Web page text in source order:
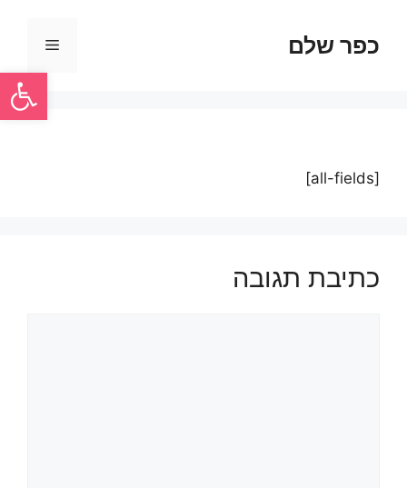
פתח
כפר שלם
[all-fields]
כתיבת תגובה